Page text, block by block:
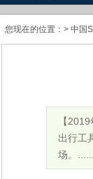
您现在的位置：> 中国
【
出行工
场。......